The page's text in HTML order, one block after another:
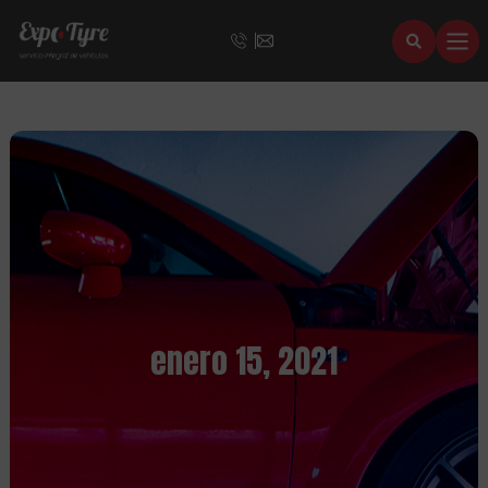
enero 15, 2021